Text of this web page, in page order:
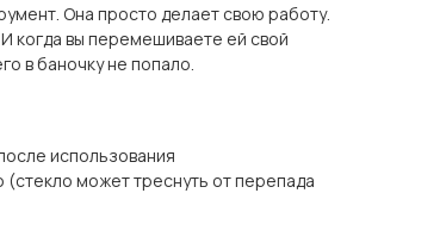
Она просто делает свою работу.
когда вы перемешиваете ей свой
в баночку не попало.
использования
(стекло может треснуть от перепада